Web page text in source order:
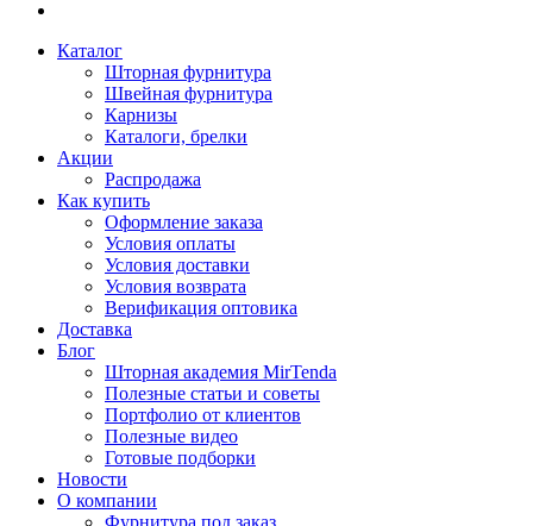
Каталог
Шторная фурнитура
Швейная фурнитура
Карнизы
Каталоги, брелки
Акции
Распродажа
Как купить
Оформление заказа
Условия оплаты
Условия доставки
Условия возврата
Верификация оптовика
Доставка
Блог
Шторная академия MirTenda
Полезные статьи и советы
Портфолио от клиентов
Полезные видео
Готовые подборки
Новости
О компании
Фурнитура под заказ